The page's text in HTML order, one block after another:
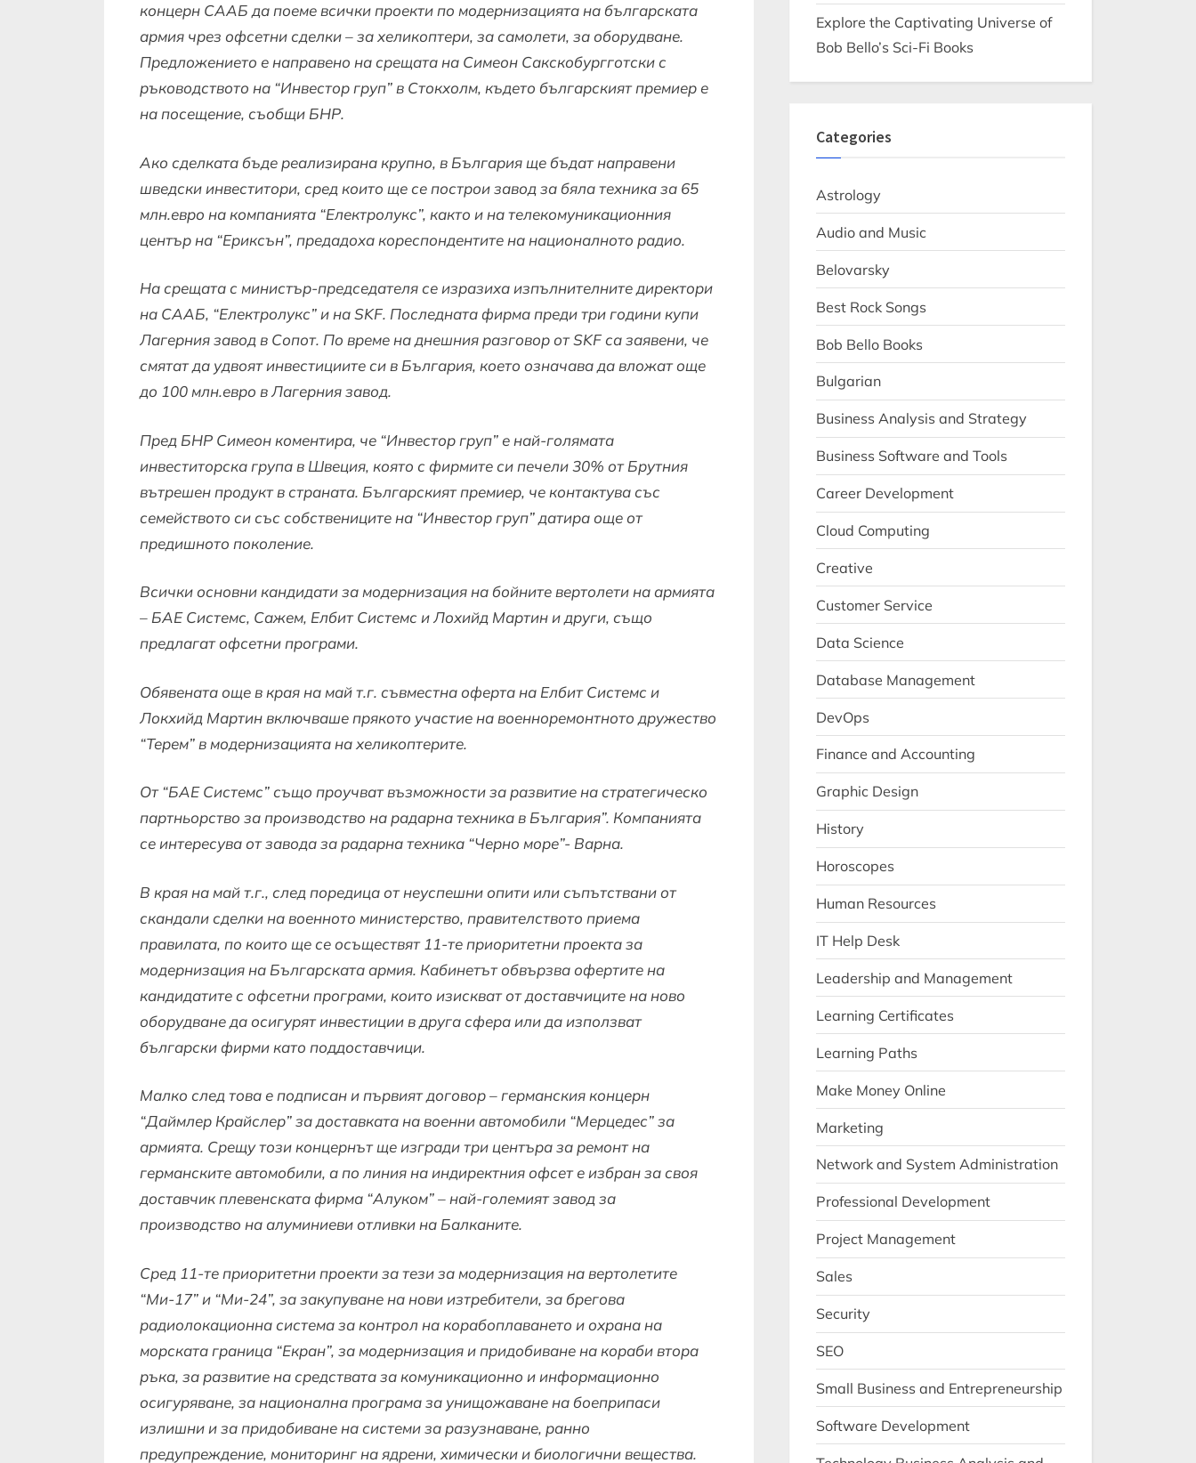
концерн СААБ да поеме всички проекти по модернизацията на българската
армия чрез офсетни сделки – за хеликоптери, за самолети, за оборудване.
Предложението е направено на срещата на Симеон Сакскобургготски с
ръководството на “Инвестор груп” в Стокхолм, където българският премиер е
на посещение, съобщи БНР.
Ако сделката бъде реализирана крупно, в България ще бъдат направени
шведски инвеститори, сред които ще се построи завод за бяла техника за 65
млн.евро на компанията “Електролукс”, както и на телекомуникационния
център на “Ериксън”, предадоха кореспондентите на националното радио.
На срещата с министър-председателя се изразиха изпълнителните директори
на СААБ, “Електролукс” и на SKF. Последната фирма преди три години купи
Лагерния завод в Сопот. По време на днешния разговор от SKF са заявени, че
смятат да удвоят инвестициите си в България, което означава да вложат още
до 100 млн.евро в Лагерния завод.
Пред БНР Симеон коментира, че “Инвестор груп” е най-голямата
инвеститорска група в Швеция, която с фирмите си печели 30% от Брутния
вътрешен продукт в страната. Българският премиер, че контактува със
семейството си със собствениците на “Инвестор груп” датира още от
предишното поколение.
Всички основни кандидати за модернизация на бойните вертолети на армията
– БАЕ Системс, Сажем, Елбит Системс и Лохийд Мартин и други, също
предлагат офсетни програми.
Обявената още в края на май т.г. съвместна оферта на Елбит Системс и
Локхийд Мартин включваше прякото участие на военноремонтното дружество
“Терем” в модернизацията на хеликоптерите.
От “БАЕ Системс” също проучват възможности за развитие на стратегическо
партньорство за производство на радарна техника в България”. Компанията
се интересува от завода за радарна техника “Черно море”- Варна.
В края на май т.г., след поредица от неуспешни опити или съпътствани от
скандали сделки на военното министерство, правителството приема
правилата, по които ще се осъществят 11-те приоритетни проекта за
модернизация на Българската армия. Кабинетът обвързва офертите на
кандидатите с офсетни програми, които изискват от доставчиците на ново
оборудване да осигурят инвестиции в друга сфера или да използват
български фирми като поддоставчици.
Малко след това е подписан и първият договор – германския концерн
“Даймлер Крайслер” за доставката на военни автомобили “Мерцедес” за
армията. Срещу този концернът ще изгради три центъра за ремонт на
германските автомобили, а по линия на индиректния офсет е избран за своя
доставчик плевенската фирма “Алуком” – най-големият завод за
производство на алуминиеви отливки на Балканите.
Сред 11-те приоритетни проекти за тези за модернизация на вертолетите
“Ми-17” и “Ми-24”, за закупуване на нови изтребители, за брегова
радиолокационна система за контрол на корабоплаването и охрана на
морската граница “Екран”, за модернизация и придобиване на кораби втора
ръка, за развитие на средствата за комуникационно и информационно
осигуряване, за национална програма за унищожаване на боеприпаси
излишни и за придобиване на системи за разузнаване, ранно
предупреждение, мониторинг на ядрени, химически и биологични вещества.
Explore the Captivating Universe of
Bob Bello’s Sci-Fi Books
Categories
Astrology
Audio and Music
Belovarsky
Best Rock Songs
Bob Bello Books
Bulgarian
Business Analysis and Strategy
Business Software and Tools
Career Development
Cloud Computing
Creative
Customer Service
Data Science
Database Management
DevOps
Finance and Accounting
Graphic Design
History
Horoscopes
Human Resources
IT Help Desk
Leadership and Management
Learning Certificates
Learning Paths
Make Money Online
Marketing
Network and System Administration
Professional Development
Project Management
Sales
Security
SEO
Small Business and Entrepreneurship
Software Development